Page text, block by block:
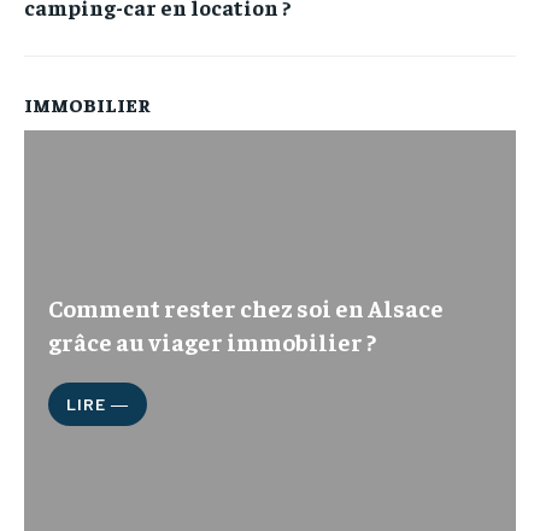
camping-car en location ?
IMMOBILIER
Comment rester chez soi en Alsace
grâce au viager immobilier ?
LIRE ―